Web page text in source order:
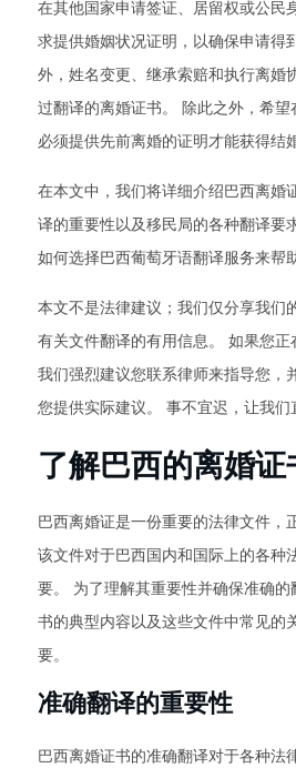
在其他国家申请签证、居留权或公民
求提供婚姻状况证明，以确保申请得
外，姓名变更、继承索赔和执行离婚
过翻译的离婚证书。 除此之外，希望
必须提供先前离婚的证明才能获得结
在本文中，我们将详细介绍巴西离婚
译的重要性以及移民局的各种翻译要
如何选择巴西葡萄牙语翻译服务来帮
本文不是法律建议；我们仅分享我们
有关文件翻译的有用信息。 如果您正
我们强烈建议您联系律师来指导您，
您提供实际建议。 事不宜迟，让我们
了解巴西的离婚证
巴西离婚证是一份重要的法律文件，
该文件对于巴西国内和国际上的各种
要。 为了理解其重要性并确保准确
书的典型内容以及这些文件中常见的
要。
准确翻译的重要性
巴西离婚证书的准确翻译对于各种法